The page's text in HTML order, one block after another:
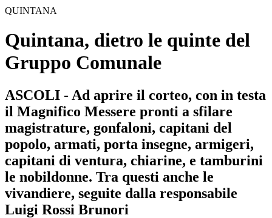
QUINTANA
Quintana, dietro le quinte del
Gruppo Comunale
ASCOLI - Ad aprire il corteo, con in testa
il Magnifico Messere pronti a sfilare
magistrature, gonfaloni, capitani del
popolo, armati, porta insegne, armigeri,
capitani di ventura, chiarine, e tamburini
le nobildonne. Tra questi anche le
vivandiere, seguite dalla responsabile
Luigi Rossi Brunori